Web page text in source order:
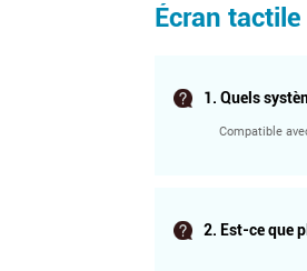
Écran
1. Quels
Compatible
2. Est-ce que